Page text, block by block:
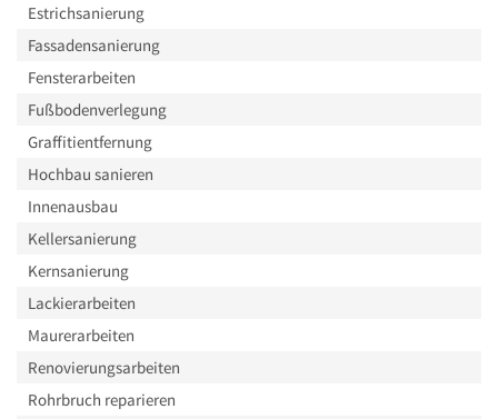
Estrichsanierung
Fassadensanierung
Fensterarbeiten
Fußbodenverlegung
Graffitientfernung
Hochbau sanieren
Innenausbau
Kellersanierung
Kernsanierung
Lackierarbeiten
Maurerarbeiten
Renovierungsarbeiten
Rohrbruch reparieren